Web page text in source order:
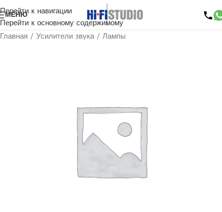
Перейти к навигации
Перейти к основному содержимому
МЕНЮ
Главная / Усилители звука/ Лампы